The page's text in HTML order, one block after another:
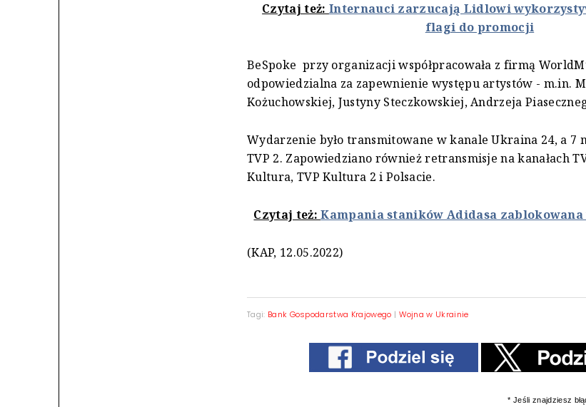
Czytaj też: Internauci zarzucają Lidlowi
flagi do promocji
BeSpoke przy organizacji współpracowała z firmą
odpowiedzialna za zapewnienie występu artystów - m.in.
Kożuchowskiej, Justyny Steczkowskiej, Andrzeja
Wydarzenie było transmitowane w kanale Ukraina 24, a 7
TVP 2. Zapowiedziano również retransmisje na kanałach
Kultura, TVP Kultura 2 i Polsacie.
Czytaj też:Kampania staników Adidasa
(KAP, 12.05.2022)
Tagi: Bank Gospodarstwa Krajowego | Wojna w Ukrainie
* Jeśli znajdziesz